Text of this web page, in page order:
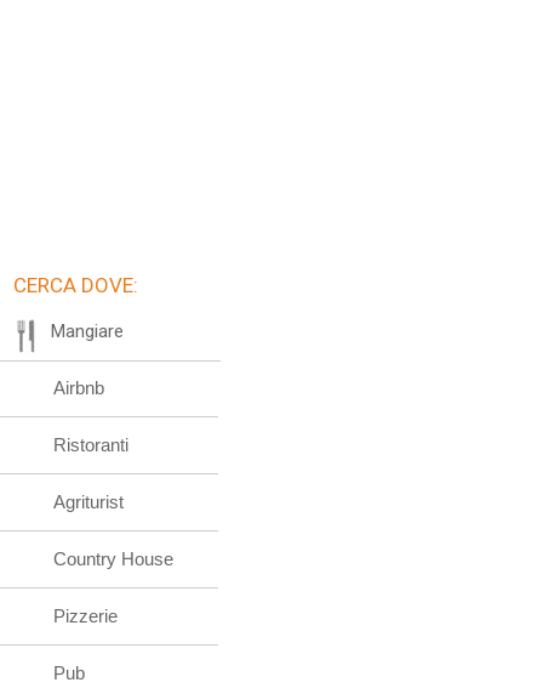
CERCA DOVE:
Mangiare
Airbnb
Ristoranti
Agriturist
Country House
Pizzerie
Pub